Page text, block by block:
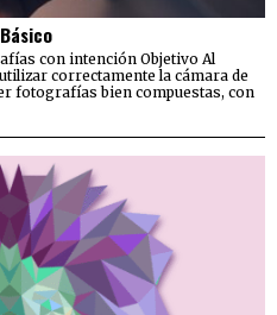
con intención Objetivo Al
correctamente la cámara de
fotografías bien compuestas, con